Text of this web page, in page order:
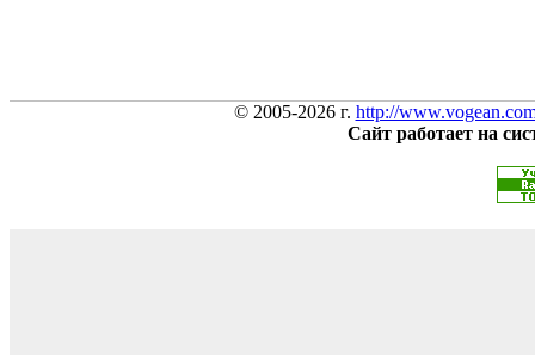
© 2005-2026 г. http://
Сайт работает на